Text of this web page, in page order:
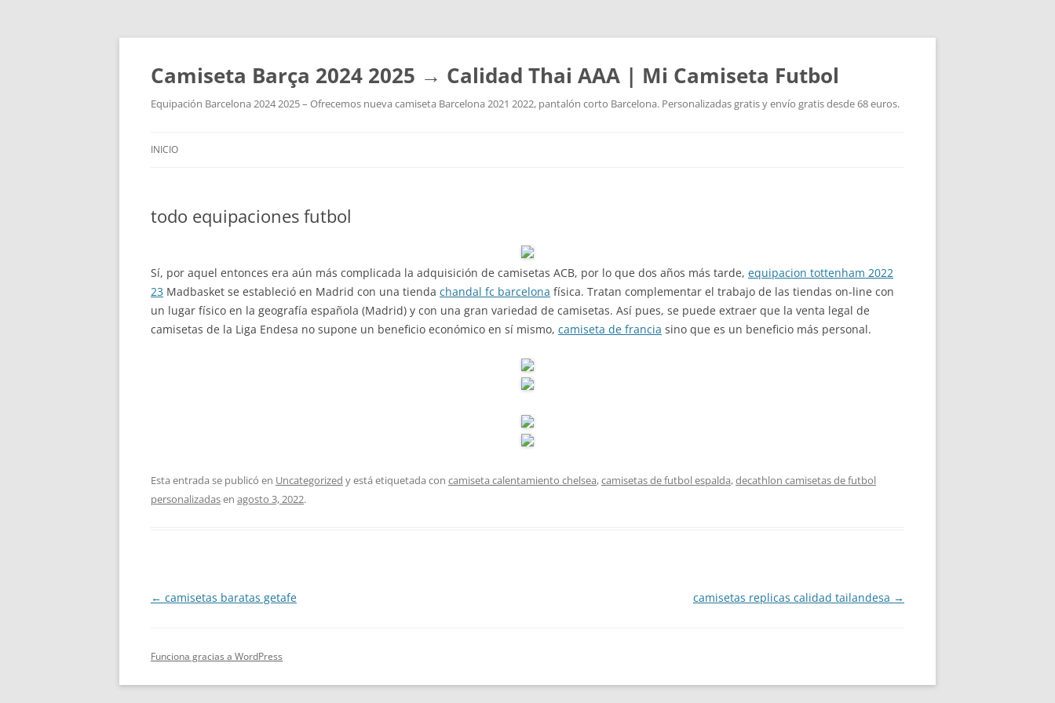
Camiseta Barça 2024 2025 → Calidad Thai AAA | Mi Camiseta Futbol
Equipación Barcelona 2024 2025 – Ofrecemos nueva camiseta Barcelona 2021 2022, pantalón corto Barcelona. Personalizadas gratis y envío gratis desde 68 euros.
INICIO
todo equipaciones futbol
Sí, por aquel entonces era aún más complicada la adquisición de camisetas ACB, por lo que dos años más tarde, equipacion tottenham 2022
23 Madbasket se estableció en Madrid con una tienda chandal fc barcelona física. Tratan complementar el trabajo de las tiendas on-line con
un lugar físico en la geografía española (Madrid) y con una gran variedad de camisetas. Así pues, se puede extraer que la venta legal de
camisetas de la Liga Endesa no supone un beneficio económico en sí mismo, camiseta de francia sino que es un beneficio más personal.
Esta entrada se publicó en Uncategorized y está etiquetada con camiseta calentamiento chelsea,camisetas de futbol espalda,decathlon camisetas de futbol
personalizadasen agosto 3, 2022.
Navegación
← camisetas baratas getafe camisetas replicas calidad tailandesa →
Funciona gracias a WordPress